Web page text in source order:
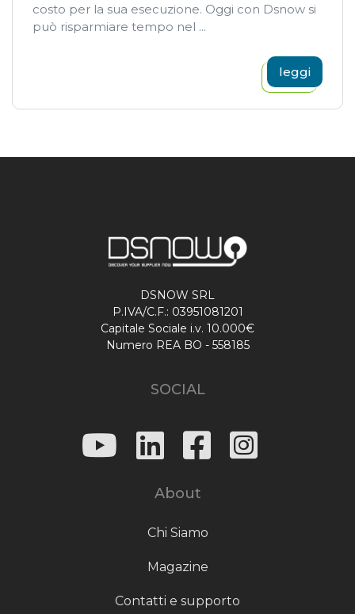
costo per la sua esecuzione. Oggi con Dsnow si
può risparmiare tempo nel ...
leggi
DSNOW SRL
P.IVA/C.F.: 03951081201
Capitale Sociale i.v. 10.000€
Numero REA BO - 558185
SOCIAL
About
Chi Siamo
Magazine
Contatti e supporto